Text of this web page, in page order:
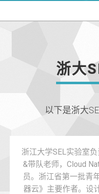
浙大
以下是浙大
浙江大学SEL实验室
&带队老师，Cloud
员。浙江省第一批青
器云》主要作者。设